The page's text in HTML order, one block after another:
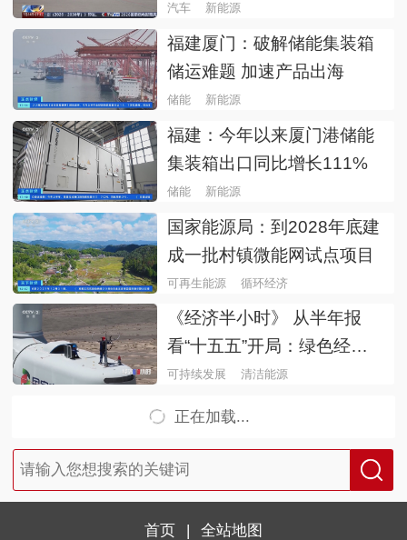
汽车 新能源
福建厦门：破解储能集装箱
储运难题 加速产品出海
储能 新能源
福建：今年以来厦门港储能
集装箱出口同比增长111%
储能 新能源
国家能源局：到2028年底建
成一批村镇微能网试点项目
可再生能源 循环经济
《经济半小时》 从半年报
看“十五五”开局：绿色经济
新版图
可持续发展 清洁能源
正在加载...
首页 | 全站地图